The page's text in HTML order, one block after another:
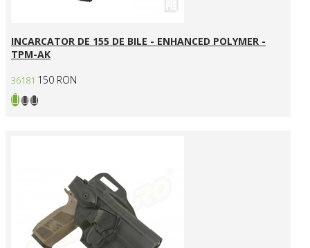
INCARCATOR DE 155 DE BILE - ENHANCED POLYMER -
TPM-AK
36181 150 RON